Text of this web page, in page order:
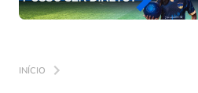
INÍCIO